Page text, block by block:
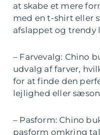
at skabe et mere
med en t-shirt eller
afslappet og trendy
– Farvevalg: Chino
udvalg af farver,
for at finde den
lejlighed eller
– Pasform: Chino
pasform omkring